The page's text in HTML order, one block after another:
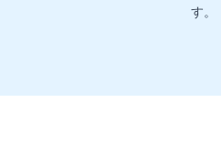
す。